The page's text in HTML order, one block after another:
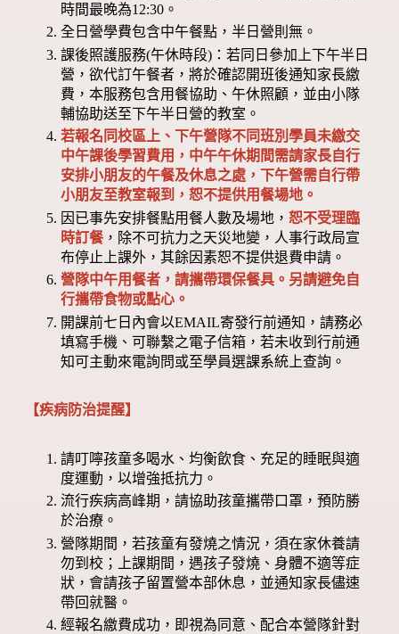
時間最晚為12:30。
全日營學費包含中午餐點，半日營則無。
課後照護服務(午休時段)：若同日參加上下午半日
營，欲代訂午餐者，將於確認開班後通知家長繳
費，本服務包含用餐協助、午休照顧，並由小隊
輔協助送至下午半日營的教室。
若報名同校區上、下午營隊不同班別學員未繳交
中午課後學習費用，中午午休期間需請家長自行
安排小朋友的午餐及休息之處，下午營需自行帶
小朋友至教室報到，恕不提供用餐場地。
因已事先安排餐點用餐人數及場地，恕不受理臨
時訂餐，除不可抗力之天災地變，人事行政局宣
布停止上課外，其餘因素恕不提供退費申請。
營隊中午用餐者，請攜帶環保餐具。另請避免自
行攜帶食物或點心。
開課前七日內會以EMAIL寄發行前通知，請務必
填寫手機、可聯繫之電子信箱，若未收到行前通
知可主動來電詢問或至學員選課系統上查詢。
【疾病防治提醒】
請叮嚀孩童多喝水、均衡飲食、充足的睡眠與適
度運動，以增強抵抗力。
流行疾病高峰期，請協助孩童攜帶口罩，預防勝
於治療。
營隊期間，若孩童有發燒之情況，須在家休養請
勿到校；上課期間，遇孩子發燒、身體不適等症
狀，會請孩子留置營本部休息，並通知家長儘速
帶回就醫。
經報名繳費成功，即視為同意、配合本營隊針對